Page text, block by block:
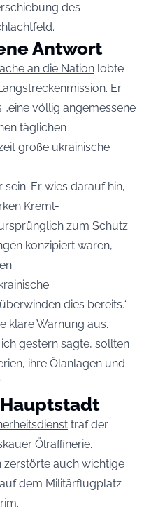
des
Antwort
an die Nation lobte
Er
völlig angemessene
täglichen
große ukrainische
Er wies darauf hin,
Kreml-
zum Schutz
konzipiert waren,
dies bereits.“
klare Warnung aus.
gestern sagte, sollten
ihre Ölanlagen und
traf der
Ölraffinerie.
zerstörte auch wichtige
dem Militärflugplatz